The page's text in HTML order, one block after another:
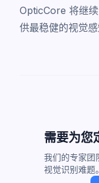
OpticCore 将继
供最稳健的视觉感
需要为您
我们的专家团
视觉识别难题。